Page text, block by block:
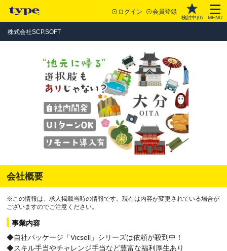
ログイン 会員登録
検討中(0) MENU
株式会社SCP.SOFT
会社概要
※この情報は、求人掲載当時の情報です。現在は内容が変更されている場合が
ございますのでご注意ください。
事業内容
◆自社パッケージ「Vicsell」シリーズは依頼が殺到中！
◆スキル手当やチャレンジ手当など豊富な福利厚生あり